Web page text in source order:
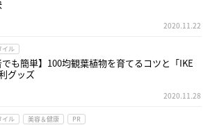
2020.11.22
イル
でも簡単】100均観葉植物を育てるコツと「IKE
グッズ
2020.11.28
イル 美容＆健康 PR